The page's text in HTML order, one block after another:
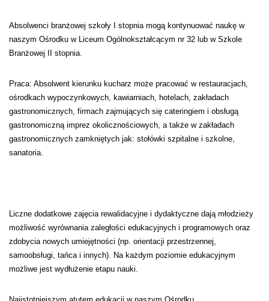
Absolwenci branżowej szkoły I stopnia mogą kontynuować naukę w
naszym Ośrodku w Liceum Ogólnokształcącym nr 32 lub w Szkole
Branżowej II stopnia.
Praca: Absolwent kierunku kucharz może pracować w restauracjach,
ośrodkach wypoczynkowych, kawiarniach, hotelach, zakładach
gastronomicznych, firmach zajmujących się cateringiem i obsługą
gastronomiczną imprez okolicznościowych, a także w zakładach
gastronomicznych zamkniętych jak: stołówki szpitalne i szkolne,
sanatoria.
Liczne dodatkowe zajęcia rewalidacyjne i dydaktyczne dają młodzieży
możliwość wyrównania zaległości edukacyjnych i programowych oraz
zdobycia nowych umiejętności (np. orientacji przestrzennej,
samoobsługi, tańca i innych). Na każdym poziomie edukacyjnym
możliwe jest wydłużenie etapu nauki.